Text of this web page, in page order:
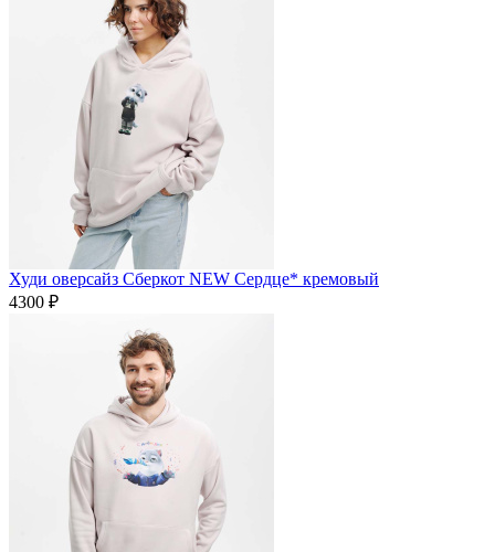
Худи оверсайз Сберкот NEW Сердце* кремовый
4300 ₽